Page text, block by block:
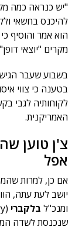
"יש כנראה כמה
להיכנס בחשאי
הוא אמר והוסיף
מקרים "יוצאי
בשבוע שעבר
בטענה כי צווי
לקוחותיה לגבי
האמריקנית.
צ'ן טוען
אפל
יושב לעת עתה,
ומנכ"ל בלקברי (BlackBerry),
שנכנסת לשדה